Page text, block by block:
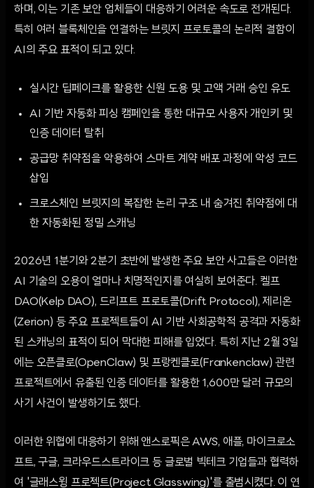
하며, 이는 기존 보안 업체들이 대응하기 어려운 속도로 전개된다.
특히 여러 블록체인을 연결하는 브릿지 프로토콜의 논리적 결함이
AI의 주요 표적이 되고 있다.
실시간 딥페이크를 활용한 신원 도용 및 고액 거래 승인 유도
AI 기반 자동화 피싱 캠페인을 통한 대규모 사용자 개인키 및
인증 데이터 탈취
공급망 취약점을 악용하여 스마트 계약 배포 과정에 악성 코드
삽입
크로스체인 브릿지의 복잡한 논리 구조 내 숨겨진 취약점에 대
한 자동화된 정밀 스캐닝
2026년 1분기와 2분기 초반에 발생한 주요 보안 사고들은 이러한
AI 기술의 오용이 얼마나 치명적인지를 여실히 보여준다. 켈프
DAO(Kelp DAO), 드리프트 프로토콜(Drift Protocol), 제리온
(Zerion) 등 주요 프로젝트들이 AI 기반 사회공학적 공격과 자동화
된 스캐닝의 표적이 되어 막대한 피해를 입었다. 특히 지난 2월 3일
에는 오픈클로(OpenClaw) 및 프랑켄클로(Frankenclaw) 관련
프로젝트에서 유출된 인증 데이터를 활용한 1,600만 달러 규모의
사기 사건이 발생하기도 했다.
이러한 위협에 대응하기 위해 앤스로픽은 AWS, 애플, 마이크로소
프트, 구글, 크라우드스트라이크 등 글로벌 빅테크 기업들과 협력하
여 '글래스윙 프로젝트(Project Glasswing)'를 출범시켰다. 이 연